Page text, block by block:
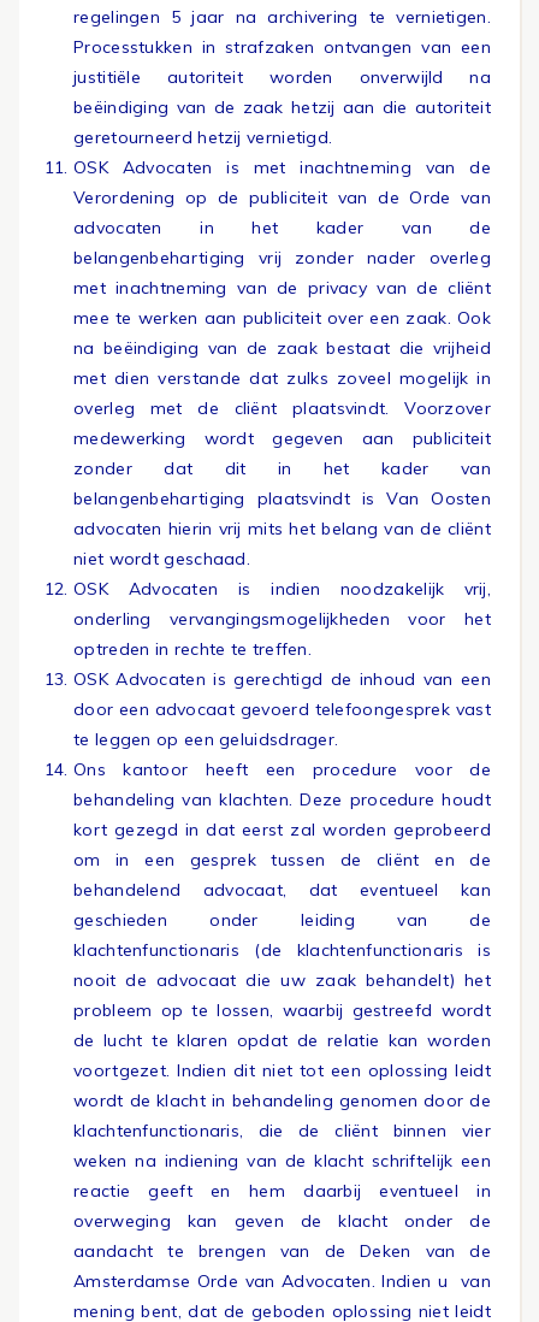
regelingen 5 jaar na archivering te vernietigen.
Processtukken in strafzaken ontvangen van een
justitiële autoriteit worden onverwijld na
beëindiging van de zaak hetzij aan die autoriteit
geretourneerd hetzij vernietigd.
OSK Advocaten is met inachtneming van de
Verordening op de publiciteit van de Orde van
advocaten in het kader van de
belangenbehartiging vrij zonder nader overleg
met inachtneming van de privacy van de cliënt
mee te werken aan publiciteit over een zaak. Ook
na beëindiging van de zaak bestaat die vrijheid
met dien verstande dat zulks zoveel mogelijk in
overleg met de cliënt plaatsvindt. Voorzover
medewerking wordt gegeven aan publiciteit
zonder dat dit in het kader van
belangenbehartiging plaatsvindt is Van Oosten
advocaten hierin vrij mits het belang van de cliënt
niet wordt geschaad.
OSK Advocaten is indien noodzakelijk vrij,
onderling vervangingsmogelijkheden voor het
optreden in rechte te treffen.
OSK Advocaten is gerechtigd de inhoud van een
door een advocaat gevoerd telefoongesprek vast
te leggen op een geluidsdrager.
Ons kantoor heeft een procedure voor de
behandeling van klachten. Deze procedure houdt
kort gezegd in dat eerst zal worden geprobeerd
om in een gesprek tussen de cliënt en de
behandelend advocaat, dat eventueel kan
geschieden onder leiding van de
klachtenfunctionaris (de klachtenfunctionaris is
nooit de advocaat die uw zaak behandelt) het
probleem op te lossen, waarbij gestreefd wordt
de lucht te klaren opdat de relatie kan worden
voortgezet. Indien dit niet tot een oplossing leidt
wordt de klacht in behandeling genomen door de
klachtenfunctionaris, die de cliënt binnen vier
weken na indiening van de klacht schriftelijk een
reactie geeft en hem daarbij eventueel in
overweging kan geven de klacht onder de
aandacht te brengen van de Deken van de
Amsterdamse Orde van Advocaten. Indien u van
mening bent, dat de geboden oplossing niet leidt